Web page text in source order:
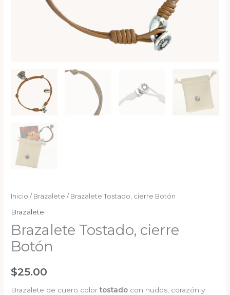
Inicio / Brazalete / Brazalete Tostado, cierre Botón
Brazalete
Brazalete Tostado, cierre
Botón
$25.00
Brazalete de cuero colortostado con nudos, corazón y